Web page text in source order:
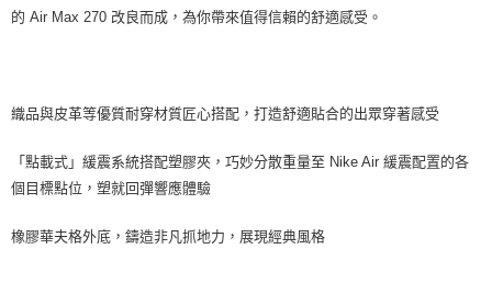
的 Air Max 270 改良而成，為你帶來值得信賴的舒適感受。
織品與皮革等優質耐穿材質匠心搭配，打造舒適貼合的出眾穿著感受
「點載式」緩震系統搭配塑膠夾，巧妙分散重量至 Nike Air 緩震配置的各
個目標點位，塑就回彈響應體驗
橡膠華夫格外底，鑄造非凡抓地力，展現經典風格